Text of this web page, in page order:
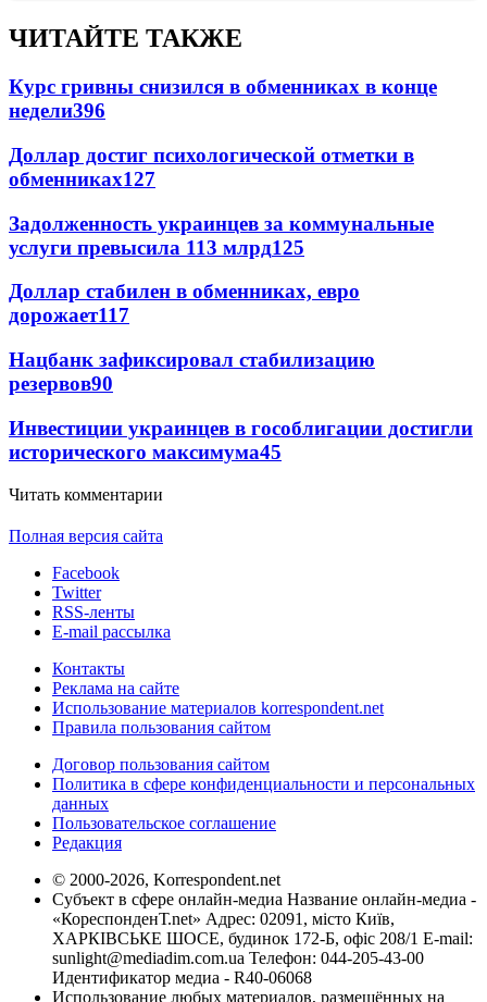
ЧИТАЙТЕ ТАКЖЕ
Курс гривны снизился в обменниках в конце
недели396
Доллар достиг психологической отметки в
обменниках127
Задолженность украинцев за коммунальные
услуги превысила 113 млрд125
Доллар стабилен в обменниках, евро
дорожает117
Нацбанк зафиксировал стабилизацию
резервов90
Инвестиции украинцев в гособлигации достигли
исторического максимума45
Читать комментарии
Полная версия сайта
Facebook
Twitter
RSS-ленты
E-mail рассылка
Контакты
Реклама на сайте
Использование материалов korrespondent.net
Правила пользования сайтом
Договор пользования сайтом
Политика в сфере конфиденциальности и персональных
данных
Пользовательское соглашение
Редакция
© 2000-2026, Korrespondent.net
Субъект в сфере онлайн-медиа Название онлайн-медиа -
«КореспонденТ.net» Адрес: 02091, місто Київ,
ХАРКІВСЬКЕ ШОСЕ, будинок 172-Б, офіс 208/1 E-mail:
sunlight@mediadim.com.ua Телефон: 044-205-43-00
Идентификатор медиа - R40-06068
Использование любых материалов, размещённых на